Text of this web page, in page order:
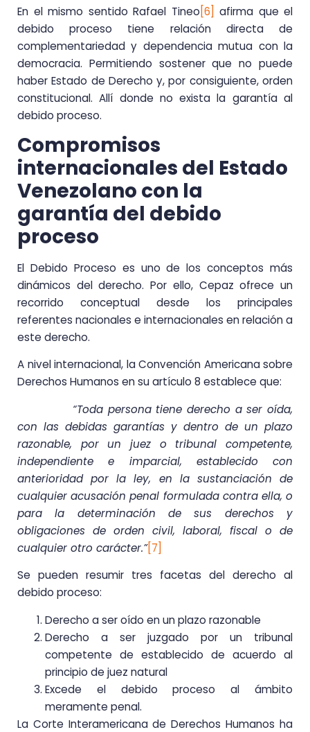
En el mismo sentido Rafael Tineo[6] afirma que el
debido proceso tiene relación directa de
complementariedad y dependencia mutua con la
democracia. Permitiendo sostener que no puede
haber Estado de Derecho y, por consiguiente, orden
constitucional. Allí donde no exista la garantía al
debido proceso.
Compromisos
internacionales del Estado
Venezolano con la
garantía del debido
proceso
El Debido Proceso es uno de los conceptos más
dinámicos del derecho. Por ello, Cepaz ofrece un
recorrido conceptual desde los principales
referentes nacionales e internacionales en relación a
este derecho.
A nivel internacional, la Convención Americana sobre
Derechos Humanos en su artículo 8 establece que:
“Toda persona tiene derecho a ser oída,
con las debidas garantías y dentro de un plazo
razonable, por un juez o tribunal competente,
independiente e imparcial, establecido con
anterioridad por la ley, en la sustanciación de
cualquier acusación penal formulada contra ella, o
para la determinación de sus derechos y
obligaciones de orden civil, laboral, fiscal o de
cualquier otro carácter.”[7]
Se pueden resumir tres facetas del derecho al
debido proceso:
Derecho a ser oído en un plazo razonable
Derecho a ser juzgado por un tribunal
competente de establecido de acuerdo al
principio de juez natural
Excede el debido proceso al ámbito
meramente penal.
La Corte Interamericana de Derechos Humanos ha